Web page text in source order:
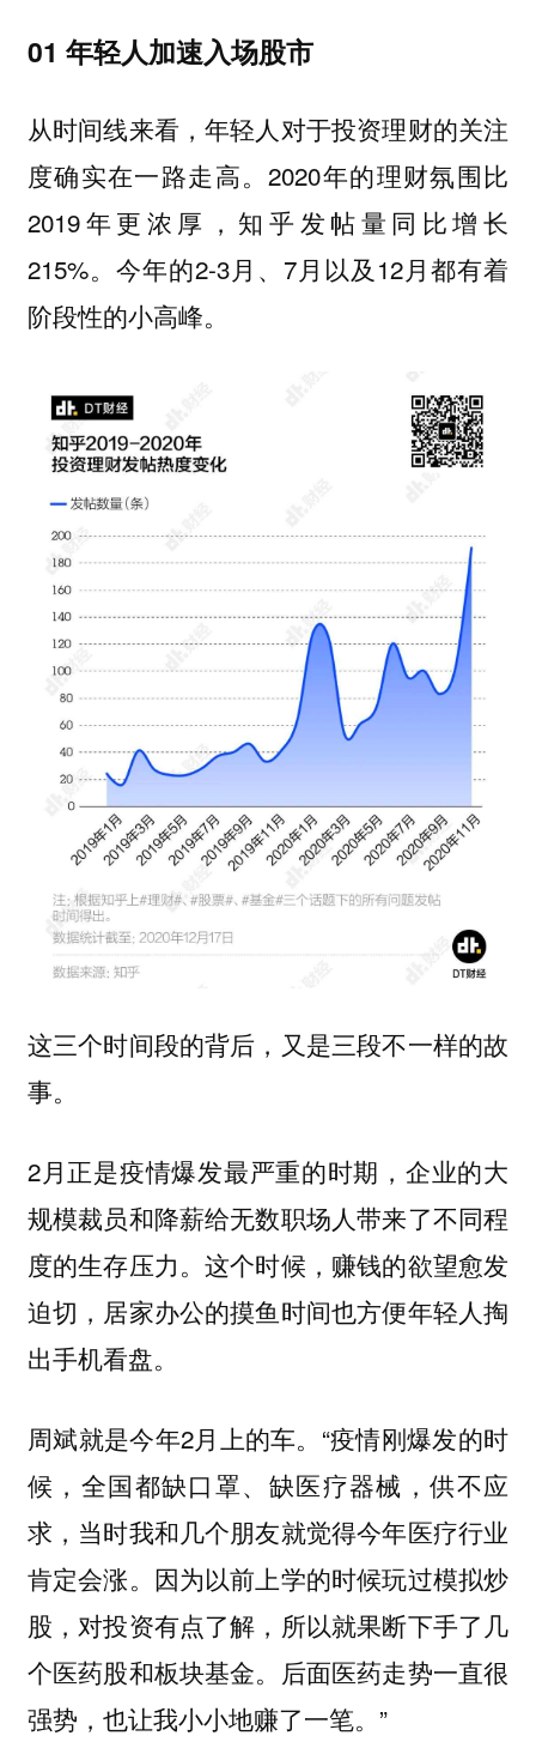
01 年轻人加速入场股市
从时间线来看，年轻人对于投资理财的关注
度确实在一路走高。2020年的理财氛围比
2019年更浓厚，知乎发帖量同比增长
215%。今年的2-3月、7月以及12月都有着
阶段性的小高峰。
这三个时间段的背后，又是三段不一样的故
事。
2月正是疫情爆发最严重的时期，企业的大
规模裁员和降薪给无数职场人带来了不同程
度的生存压力。这个时候，赚钱的欲望愈发
迫切，居家办公的摸鱼时间也方便年轻人掏
出手机看盘。
周斌就是今年2月上的车。“疫情刚爆发的时
候，全国都缺口罩、缺医疗器械，供不应
求，当时我和几个朋友就觉得今年医疗行业
肯定会涨。因为以前上学的时候玩过模拟炒
股，对投资有点了解，所以就果断下手了几
个医药股和板块基金。后面医药走势一直很
强势，也让我小小地赚了一笔。”